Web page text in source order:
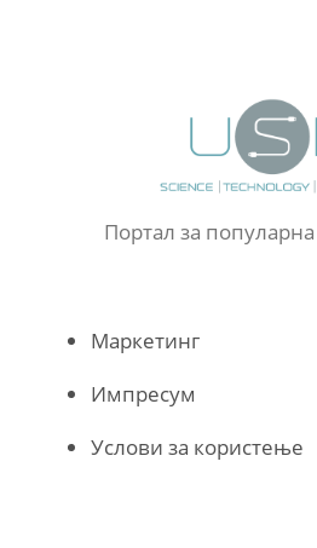
Портал за популарна
Маркетинг
Импресум
Услови за користење